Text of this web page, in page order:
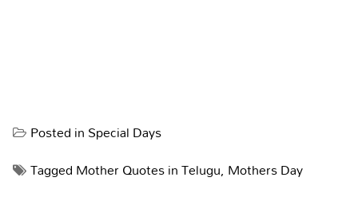
Posted inSpecial Days
TaggedMother Quotes in Telugu, Mothers Day